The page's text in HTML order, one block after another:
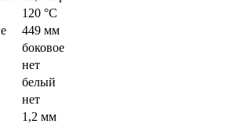
120 °С
449 мм
боковое
нет
белый
нет
1,2 мм